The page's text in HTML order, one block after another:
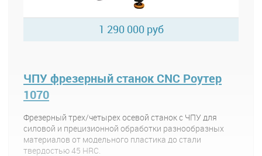
1 290 000 руб
ЧПУ фрезерный станок CNC Роутер
1070
Фрезерный трех/четырех осевой станок с ЧПУ для
силовой и прецизионной обработки разнообразных
материалов от модельного пластика до стали
твердостью 45 HRC.